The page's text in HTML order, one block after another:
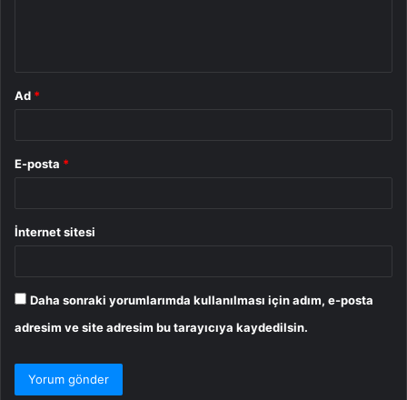
Ad *
E-posta *
İnternet sitesi
Daha sonraki yorumlarımda kullanılması için adım, e-posta
adresim ve site adresim bu tarayıcıya kaydedilsin.